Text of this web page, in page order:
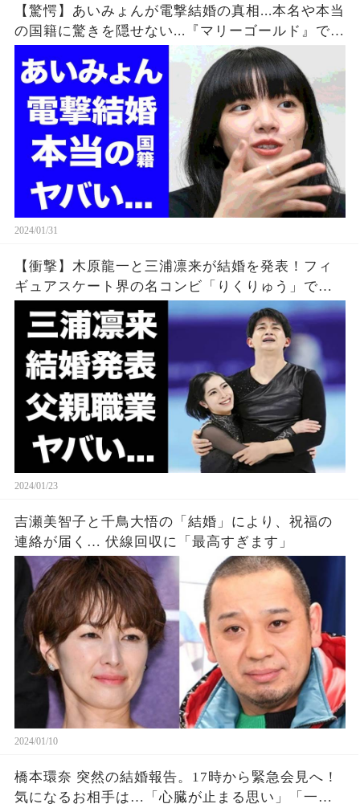
【驚愕】あいみょんが電撃結婚の真相...本名や本当
の国籍に驚きを隠せない...『マリーゴールド』で有
名な女性歌手の同棲中の彼氏の正体がヤバすぎた...
2024/01/31
【衝撃】木原龍一と三浦凛来が結婚を発表！フィ
ギュアスケート界の名コンビ「りくりゅう」で有
名な父親の職業が驚異的
2024/01/23
吉瀬美智子と千鳥大悟の「結婚」により、祝福の
連絡が届く… 伏線回収に「最高すぎます」
2024/01/10
橋本環奈 突然の結婚報告。17時から緊急会見へ！
気になるお相手は…「心臓が止まる思い」「一瞬